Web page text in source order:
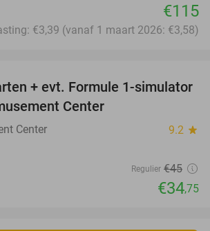
€115
€3,39 (vanaf 1 maart 2026: €3,58)
23%
+ evt. Formule 1-simulator
Center
Center 9.2 star
Regulier €45
€34,75